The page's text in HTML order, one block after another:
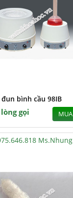
đun bình cầu 98IB
gọi MUA
Ms.Nhung